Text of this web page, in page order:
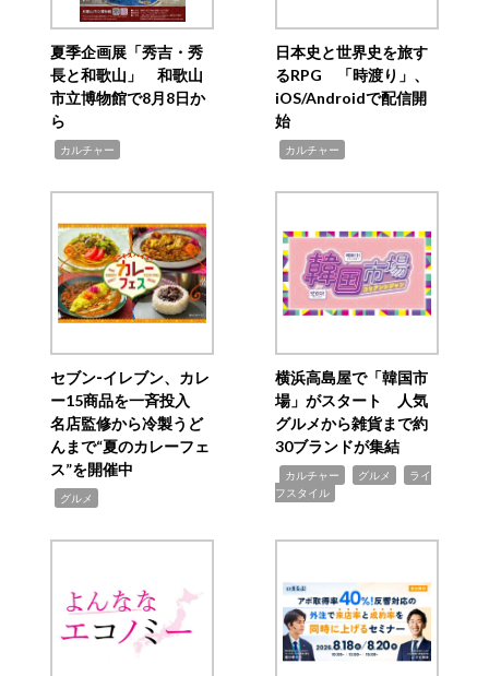
夏季企画展「秀吉・秀
長と和歌山」 和歌山
市立博物館で8月8日か
ら
カルチャー
日本史と世界史を旅す
るRPG 「時渡り」、
iOS/Androidで配信開
始
カルチャー
セブン‐イレブン、カレ
ー15商品を一斉投入
名店監修から冷製うど
んまで“夏のカレーフェ
ス”を開催中
グルメ
横浜高島屋で「韓国市
場」がスタート 人気
グルメから雑貨まで約
30ブランドが集結
カルチャー グルメ
ライ
フスタイル